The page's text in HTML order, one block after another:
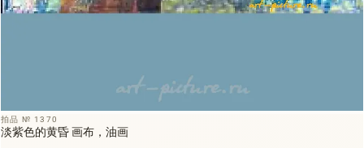
拍品 № 1370
淡紫色的黄昏 画布，油画